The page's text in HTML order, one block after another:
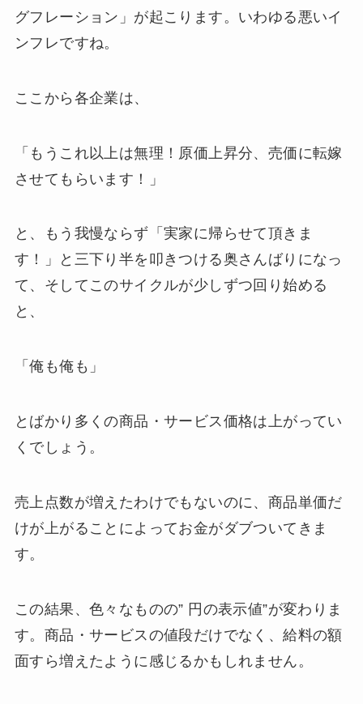
グフレーション」が起こります。いわゆる悪いイ
ンフレですね。
ここから各企業は、
「もうこれ以上は無理！原価上昇分、売価に転嫁
させてもらいます！」
と、もう我慢ならず「実家に帰らせて頂きま
す！」と三下り半を叩きつける奥さんばりになっ
て、そしてこのサイクルが少しずつ回り始める
と、
「俺も俺も」
とばかり多くの商品・サービス価格は上がってい
くでしょう。
売上点数が増えたわけでもないのに、商品単価だ
けが上がることによってお金がダブついてきま
す。
この結果、色々なものの” 円の表示値”が変わりま
す。商品・サービスの値段だけでなく、給料の額
面すら増えたように感じるかもしれません。